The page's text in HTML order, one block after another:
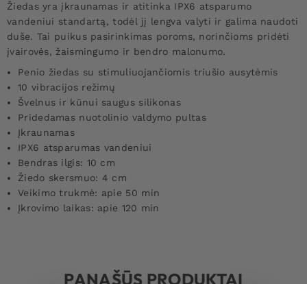
Žiedas yra įkraunamas ir atitinka IPX6 atsparumo
vandeniui standartą, todėl jį lengva valyti ir galima naudoti
duše. Tai puikus pasirinkimas poroms, norinčioms pridėti
įvairovės, žaismingumo ir bendro malonumo.
Penio žiedas su stimuliuojančiomis triušio ausytėmis
10 vibracijos režimų
Švelnus ir kūnui saugus silikonas
Pridedamas nuotolinio valdymo pultas
Įkraunamas
IPX6 atsparumas vandeniui
Bendras ilgis: 10 cm
Žiedo skersmuo: 4 cm
Veikimo trukmė: apie 50 min
Įkrovimo laikas: apie 120 min
PANAŠŪS PRODUKTAI